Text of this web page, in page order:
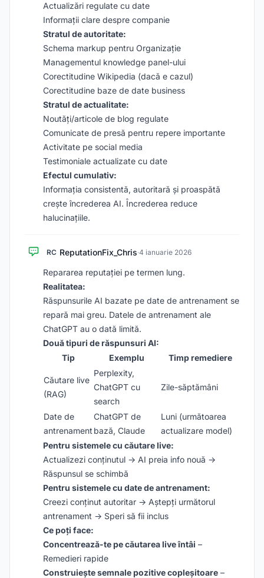
Actualizări regulate cu date
Informații clare despre companie
Stratul de autoritate:
Schema markup pentru Organizație
Managementul knowledge panel-ului
Corectitudine Wikipedia (dacă e cazul)
Corectitudine baze de date business
Stratul de actualitate:
Noutăți/articole de blog regulate
Comunicate de presă pentru repere importante
Activitate pe social media
Testimoniale actualizate cu date
Efectul cumulativ:
Informația consistentă, autoritară și proaspătă
crește încrederea AI. Încrederea reduce
halucinațiile.
RC ReputationFix_Chris·4 ianuarie 2026
Repararea reputației pe termen lung.
Realitatea:
Răspunsurile AI bazate pe date de antrenament se
repară mai greu. Datele de antrenament ale
ChatGPT au o dată limită.
Două tipuri de răspunsuri AI:
Tip
Exemplu Timp remediere
Căutare live
(RAG)
Perplexity,
ChatGPT cu
search
Zile-săptămâni
Date de
antrenament
ChatGPT de
bază, Claude
Luni (următoarea
actualizare model)
Pentru sistemele cu căutare live:
Actualizezi conținutul → AI preia info nouă →
Răspunsul se schimbă
Pentru sistemele cu date de antrenament:
Creezi conținut autoritar → Aștepți următorul
antrenament → Speri să fii inclus
Ce poți face:
Concentrează-te pe căutarea live întâi –
Remedieri rapide
Construiește semnale pozitive copleșitoare –